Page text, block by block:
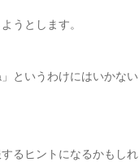
うとします。
というわけにはいかない
るヒントになるかもしれ